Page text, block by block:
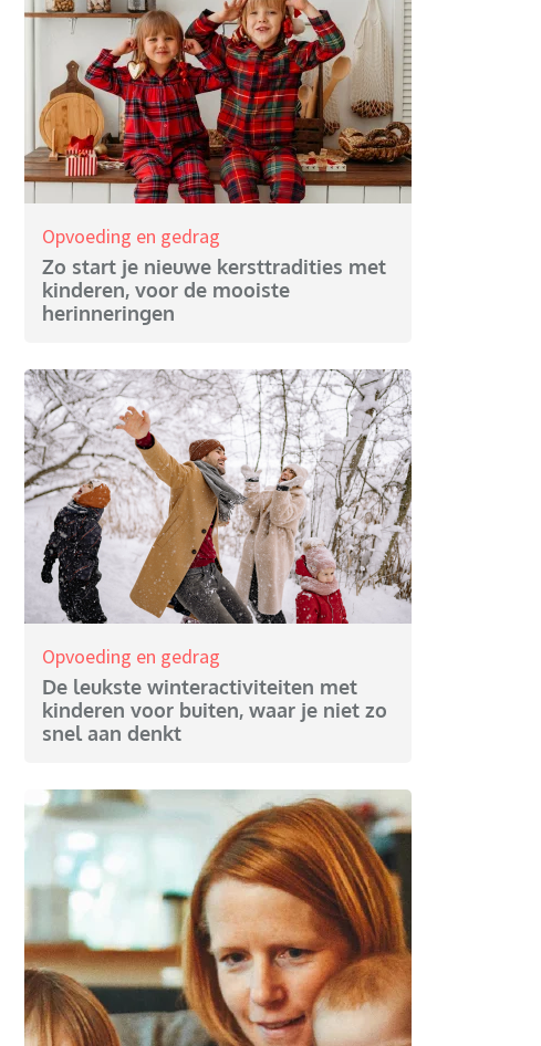
Opvoeding en gedrag
Zo start je nieuwe kersttradities met
kinderen, voor de mooiste
herinneringen
Opvoeding en gedrag
De leukste winteractiviteiten met
kinderen voor buiten, waar je niet zo
snel aan denkt